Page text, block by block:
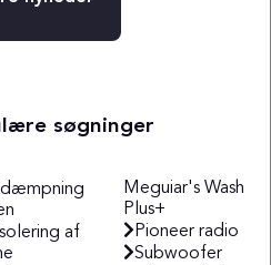
søgninger
af
Meguiar's Wash
Plus+
Pioneer radio
Subwoofer